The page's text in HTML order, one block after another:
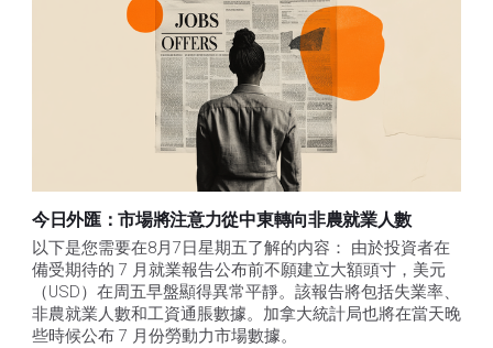
今日外匯：市場將注意力從中東轉向非農就業人數
以下是您需要在8月7日星期五了解的内容： 由於投資者在
備受期待的 7 月就業報告公布前不願建立大額頭寸，美元
（USD）在周五早盤顯得異常平靜。該報告將包括失業率、
非農就業人數和工資通脹數據。加拿大統計局也將在當天晚
些時候公布 7 月份勞動力市場數據。